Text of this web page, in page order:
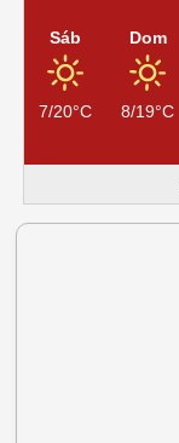
Sáb
7/20°C
Dom
8/19°C